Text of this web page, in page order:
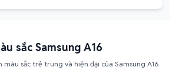
sắc Samsung A16
màu sắc trẻ trung và hiện đại của Samsung A16.